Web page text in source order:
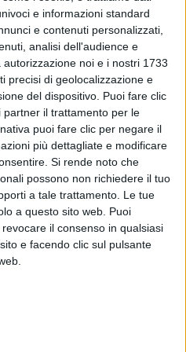
e informazioni standard
e contenuti personalizzati,
analisi dell'audience e
autorizzazione noi e i nostri 1733
precisi di geolocalizzazione e
del dispositivo. Puoi fare clic
il trattamento per le
puoi fare clic per negare il
più dettagliate e modificare
Si rende noto che
possono non richiedere il tuo
a tale trattamento. Le tue
a questo sito web. Puoi
il consenso in qualsiasi
e facendo clic sul pulsante
per la musica, la sua
dedicato a chi ama e a chi
con cui portare